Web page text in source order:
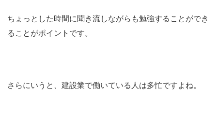
ちょっとした時間に聞き流しながらも勉強することができ
ることがポイントです。
さらにいうと、建設業で働いている人は多忙ですよね。